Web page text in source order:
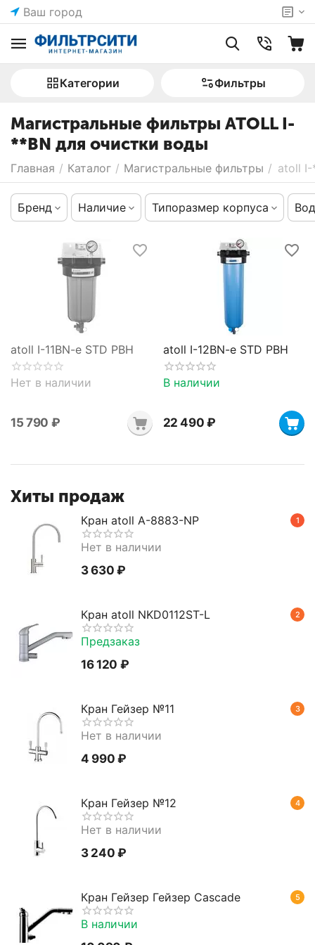
Ваш город
Категории Фильтры
Магистральные фильтры ATOLL I-
**BN для очистки воды
Главная / Каталог / Магистральные фильтры / atoll I-
Бренд Наличие Типоразмер корпуса
atoll I-11BN-e STD PBH
Нет в наличии
15 790 ₽
atoll I-12BN-e STD PBH
В наличии
22 490 ₽
Хиты продаж
1
Кран atoll A-8883-NP
Нет в наличии
3 630 ₽
2
Кран atoll NKD0112ST-L
Предзаказ
16 120 ₽
3
Кран Гейзер №11
Нет в наличии
4 990 ₽
4
Кран Гейзер №12
Нет в наличии
3 240 ₽
5
Кран Гейзер Гейзер Cascade
В наличии